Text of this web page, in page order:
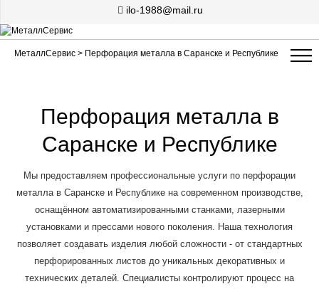
ilo-1988@mail.ru
МеталлСервис > Перфорация металла в Саранске и Республике
Перфорация металла в
Саранске и Республике
Мы предоставляем профессиональные услуги по перфорации
металла в Саранске и Республике на современном производстве,
оснащённом автоматизированными станками, лазерными
установками и прессами нового поколения. Наша технология
позволяет создавать изделия любой сложности - от стандартных
перфорированных листов до уникальных декоративных и
технических деталей. Специалисты контролируют процесс на